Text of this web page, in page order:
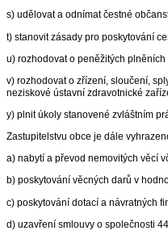
s) udělovat a odnímat čestné
t) stanovit zásady pro poskytování
u) rozhodovat o peněžitých
v) rozhodovat o zřízení, sloučení,
neziskové ústavní zdravotnické
y) plnit úkoly stanovené zvláštním
Zastupitelstvu obce je dále
a) nabytí a převod nemovitých věcí
b) poskytování věcných darů v
c) poskytování dotací a návratných
d) uzavření smlouvy o společnosti